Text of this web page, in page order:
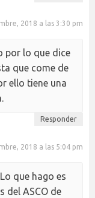
2018 a las 3:30 pm
por lo que dice
que come de
ello tiene una
Responder
2018 a las 5:04 pm
que hago es
del ASCO de